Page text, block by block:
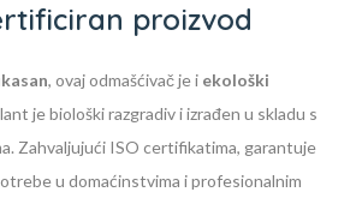
proizvod
, ovaj odmašćivač je i ekološki
je biološki razgradiv i izrađen u skladu s
Zahvaljujući ISO certifikatima, garantuje
u domaćinstvima i profesionalnim